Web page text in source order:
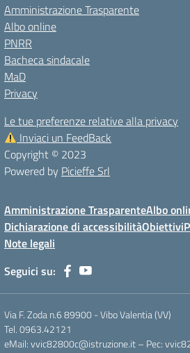
Amministrazione Trasparente
Albo online
PNRR
Bacheca sindacale
MaD
Privacy
Le tue preferenze relative alla privacy
Inviaci un FeedBack
Copyright © 2023
Powered by Picieffe Srl
Amministrazione TrasparenteAlbo
Dichiarazione di accessibilitàObiettivi
Note legali
Seguici su:
Via F. Zoda n.6 89900 - Vibo Valentia (VV)
Tel. 0963.42121
eMail: vvic82800c@istruzione.it – Pec: